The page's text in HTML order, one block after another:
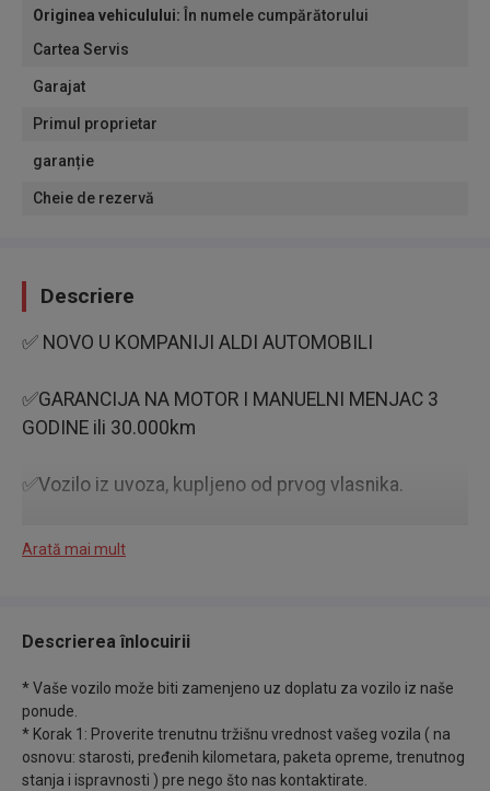
Originea vehiculului: În numele cumpărătorului
Cartea Servis
Garajat
Primul proprietar
garanție
Cheie de rezervă
Descriere
✅ NOVO U KOMPANIJI ALDI AUTOMOBILI
✅GARANCIJA NA MOTOR I MANUELNI MENJAC 3
GODINE ili 30.000km
✅Vozilo iz uvoza, kupljeno od prvog vlasnika.
✅Redovno održavano u ovlašćenom servisu (
a/Dekre. Nema nikakvih nedostataka, ili dodatnih
troškova nakon kupovine, osim registracije čije
troškove snosi kupac.
Arată mai mult
Descrierea înlocuirii
* Vaše vozilo može biti zamenjeno uz doplatu za vozilo iz naše
ponude.
* Korak 1: Proverite trenutnu tržišnu vrednost vašeg vozila ( na
osnovu: starosti, pređenih kilometara, paketa opreme, trenutnog
stanja i ispravnosti ) pre nego što nas kontaktirate.